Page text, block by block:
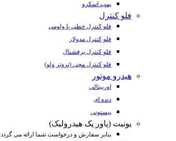
پمپ اسکرو
فلو کنترل
فلو کنترل خطی یا ولومی
فلو کنترل مدولار
فلو کنترل پرفشنال
فلو کنترل مچی (تروتر ولو)
هیدرو موتور
اوربیتالی
دنده ای
پیستونی
یونیت (پاور پک هیدرولیک)
بنابر سفارش و درخواست شما ارائه می گردد